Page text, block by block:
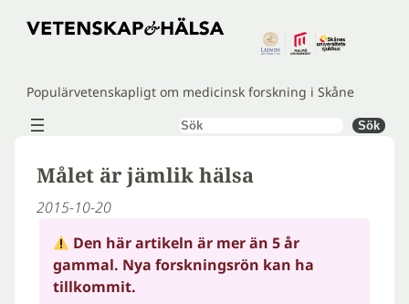
Hoppa
Populärvetenskapligt om medicinsk forskning i Skåne
Sök Sök
Målet är jämlik hälsa
2015-10-20
Den här artikeln är mer än 5 år
gammal. Nya forskningsrön kan ha
tillkommit.